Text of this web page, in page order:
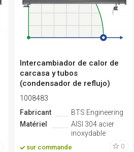
Intercambiador de calor de
carcasa y tubos
(condensador de reflujo)
40m2
1008483
Fabricant
BTS Engineering
Matériel
AISI 304 acier
inoxydable
sur commande 0